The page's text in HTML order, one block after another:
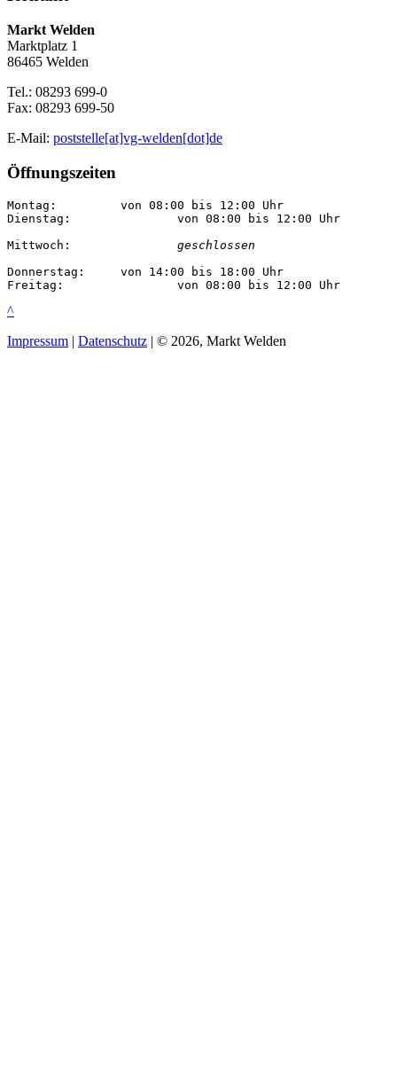
Markt Welden
Marktplatz 1
86465 Welden
Tel.: 08293 699-0
Fax: 08293 699-50
E-Mail: poststelle[at]vg-welden[dot]de
Öffnungszeiten
Montag:		von 08:00 bis 12:00 Uhr
Dienstag:		von 08:00 bis 12:00 Uhr
geschlossen
Donnerstag:	von 14:00 bis 18:00 Uhr
Freitag:		von 08:00 bis 12:00 Uhr
^
Impressum | Datenschutz | © 2026, Markt Welden